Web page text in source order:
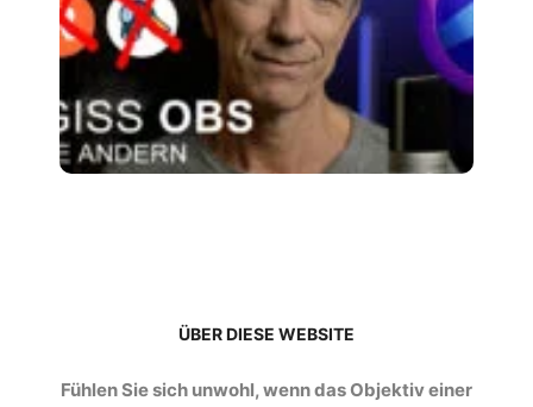
ÜBER DIESE WEBSITE
Fühlen Sie sich unwohl, wenn das Objektiv einer